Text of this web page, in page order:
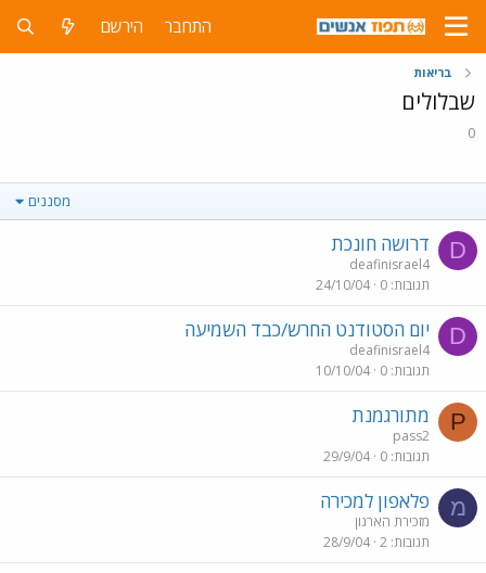
התחבר הירשם
בריאות
שבלולים
0
מסננים
D דרושה חונכת
deafinisrael4
תגובות 0
24/10/04
D יום הסטודנט החרש/כבד השמיעה
deafinisrael4
תגובות 0
10/10/04
P מתורגמנת
pass2
תגובות 0
29/9/04
מ פלאפון למכירה
מזכירת הארגון
תגובות 2
28/9/04